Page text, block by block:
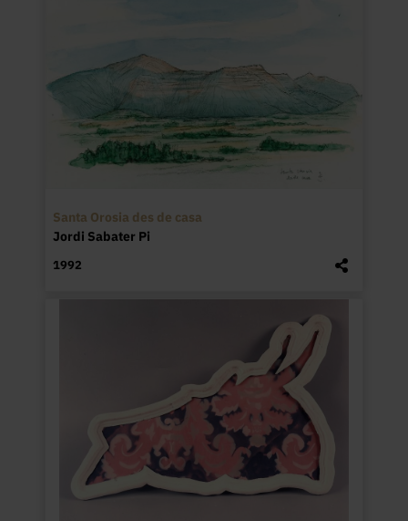
Santa Orosia des de casa
Jordi Sabater Pi
1992